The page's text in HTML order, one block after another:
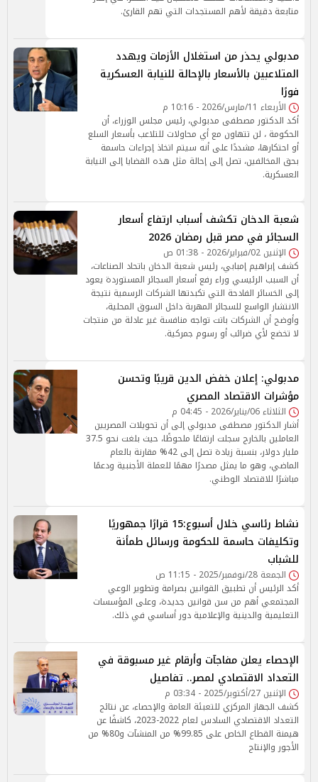
متابعة دقيقة لأهم المستجدات التي تهم القارئ.
مدبولي يحذر من استغلال الأزمات ويهدد
المتلاعبين بالأسعار بالإحالة للنيابة العسكرية
فورًا
الأربعاء 11/مارس/2026 - 10:16 م
أكد الدكتور مصطفى مدبولي، رئيس مجلس الوزراء، أن
الحكومة ، لن تتهاون مع أي محاولات للتلاعب بأسعار السلع
أو احتكارها، مشددًا على أنه سيتم اتخاذ إجراءات حاسمة
بحق المخالفين، تصل إلى إحالة مثل هذه القضايا إلى النيابة
العسكرية.
شعبة الدخان تكشف أسباب ارتفاع أسعار
السجائر في مصر قبل رمضان 2026
الإثنين 02/فبراير/2026 - 01:38 ص
كشف إبراهيم إمبابي، رئيس شعبة الدخان باتحاد الصناعات،
أن السبب الرئيسي وراء رفع أسعار السجائر المستوردة يعود
إلى الخسائر الفادحة التي تكبدتها الشركات الرسمية نتيجة
الانتشار الواسع للسجائر المهربة داخل السوق المحلية،
وأوضح أن الشركات باتت تواجه منافسة غير عادلة من منتجات
لا تخضع لأي ضرائب أو رسوم جمركية.
مدبولي: إعلان خفض الدين قريبًا وتحسن
مؤشرات الاقتصاد المصري
الثلاثاء 06/يناير/2026 - 04:45 م
أشار الدكتور مصطفى مدبولي إلى أن تحويلات المصريين
العاملين بالخارج سجلت ارتفاعًا ملحوظًا، حيث بلغت نحو 37.5
مليار دولار، بنسبة زيادة تصل إلى 42% مقارنة بالعام
الماضي، وهو ما يمثل مصدرًا مهمًا للعملة الأجنبية ودعمًا
مباشرًا للاقتصاد الوطني.
نشاط رئاسي خلال أسبوع:15 قرارًا جمهوريًا
وتكليفات حاسمة للحكومة ورسائل طمأنة
للشباب
الجمعة 28/نوفمبر/2025 - 11:15 ص
أكد الرئيس أن تطبيق القوانين بصرامة وتطوير الوعي
المجتمعي أهم من سن قوانين جديدة، وعلى المؤسسات
التعليمية والدينية والإعلامية دور أساسي في ذلك.
الإحصاء يعلن مفاجآت وأرقام غير مسبوقة في
التعداد الاقتصادي لمصر.. تفاصيل
الإثنين 27/أكتوبر/2025 - 03:34 م
كشف الجهاز المركزي للتعبئة العامة والإحصاء، عن نتائج
التعداد الاقتصادي السادس لعام 2022-2023، كاشفًا عن
هيمنة القطاع الخاص على 99.85% من المنشآت و80% من
الأجور والإنتاج